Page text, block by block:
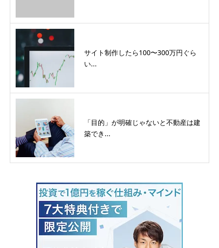
サイト制作したら100〜300万円ぐら
い...
「目的」が明確じゃないと不動産は建
築でき...